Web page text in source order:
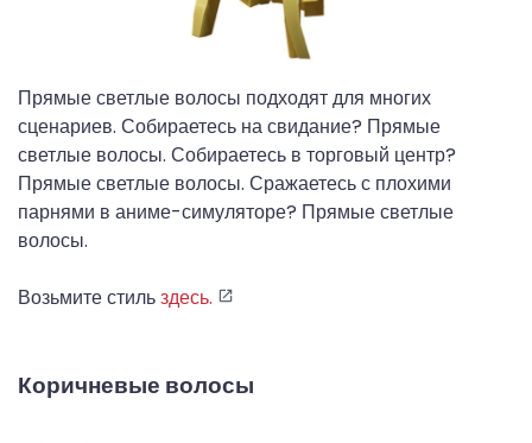
Прямые светлые волосы подходят для многих
сценариев. Собираетесь на свидание? Прямые
светлые волосы. Собираетесь в торговый центр?
Прямые светлые волосы. Сражаетесь с плохими
парнями в аниме-симуляторе? Прямые светлые
волосы.
Возьмите стильздесь.
Коричневые волосы